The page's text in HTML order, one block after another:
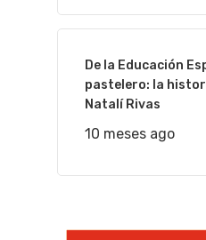
De la Educación
pastelero: la
Natalí Rivas
10 meses ago